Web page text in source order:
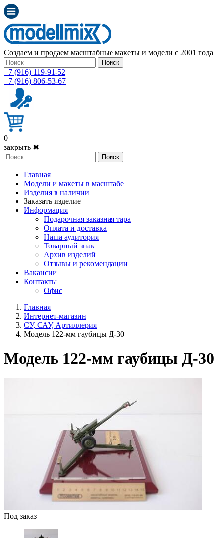
Создаем и продаем масштабные макеты и модели с 2001 года
Поиск
+7 (916) 119-91-52
+7 (916) 806-53-67
0
закрыть ✖
Поиск
Главная
Модели и макеты в масштабе
Изделия в наличии
Заказать изделие
Информация
Подарочная заказная тара
Оплата и доставка
Наша аудитория
Товарный знак
Архив изделий
Отзывы и рекомендации
Вакансии
Контакты
Офис
Главная
Интернет-магазин
СУ, САУ, Артиллерия
Модель 122-мм гаубицы Д-30
Модель 122-мм гаубицы Д-30
Под заказ